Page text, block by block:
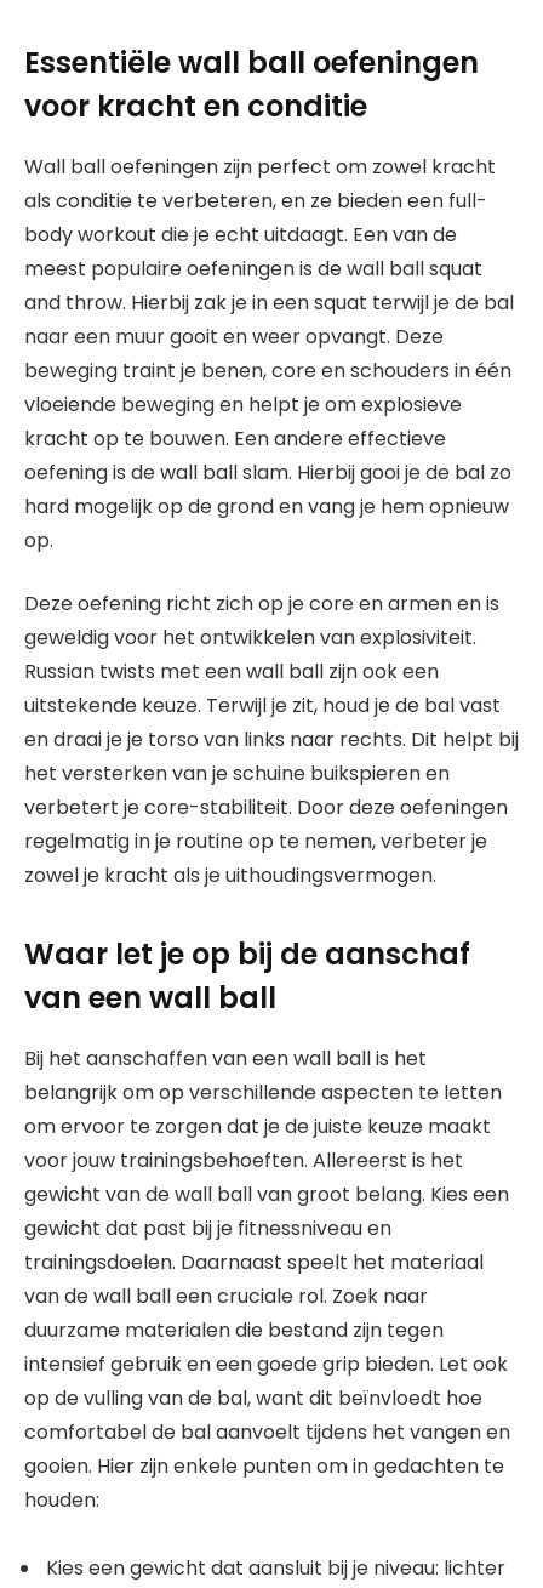
Essentiële wall ball oefeningen
voor kracht en conditie
Wall ball oefeningen zijn perfect om zowel kracht
als conditie te verbeteren, en ze bieden een full-
body workout die je echt uitdaagt. Een van de
meest populaire oefeningen is de wall ball squat
and throw. Hierbij zak je in een squat terwijl je de bal
naar een muur gooit en weer opvangt. Deze
beweging traint je benen, core en schouders in één
vloeiende beweging en helpt je om explosieve
kracht op te bouwen. Een andere effectieve
oefening is de wall ball slam. Hierbij gooi je de bal zo
hard mogelijk op de grond en vang je hem opnieuw
op.
Deze oefening richt zich op je core en armen en is
geweldig voor het ontwikkelen van explosiviteit.
Russian twists met een wall ball zijn ook een
uitstekende keuze. Terwijl je zit, houd je de bal vast
en draai je je torso van links naar rechts. Dit helpt bij
het versterken van je schuine buikspieren en
verbetert je core-stabiliteit. Door deze oefeningen
regelmatig in je routine op te nemen, verbeter je
zowel je kracht als je uithoudingsvermogen.
Waar let je op bij de aanschaf
van een wall ball
Bij het aanschaffen van een wall ball is het
belangrijk om op verschillende aspecten te letten
om ervoor te zorgen dat je de juiste keuze maakt
voor jouw trainingsbehoeften. Allereerst is het
gewicht van de wall ball van groot belang. Kies een
gewicht dat past bij je fitnessniveau en
trainingsdoelen. Daarnaast speelt het materiaal
van de wall ball een cruciale rol. Zoek naar
duurzame materialen die bestand zijn tegen
intensief gebruik en een goede grip bieden. Let ook
op de vulling van de bal, want dit beïnvloedt hoe
comfortabel de bal aanvoelt tijdens het vangen en
gooien. Hier zijn enkele punten om in gedachten te
houden:
Kies een gewicht dat aansluit bij je niveau: lichter